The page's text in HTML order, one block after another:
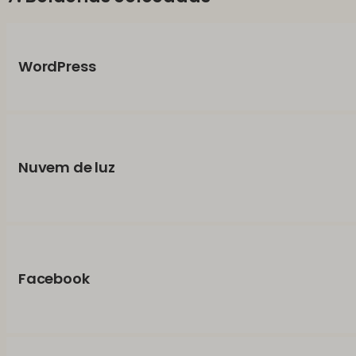
WordPress
Nuvem de luz
Facebook